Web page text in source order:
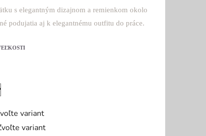
s elegantným dizajnom a remienkom okolo
podujatia aj k elegantnému outfitu do práce.
variant
variant